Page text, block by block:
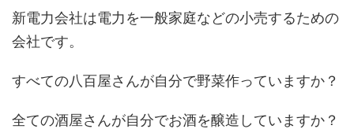
新電力会社は電力を一般家庭などの小売するための
会社です。
すべての八百屋さんが自分で野菜作っていますか？
全ての酒屋さんが自分でお酒を醸造していますか？